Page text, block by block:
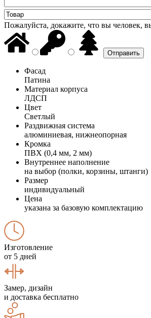
Пожалуйста, докажите, что вы человек,
Фасад
Патина
Материал корпуса
ЛДСП
Цвет
Светлый
Раздвижная система
алюминиевая, нижнеопорная
Кромка
ПВХ (0,4 мм, 2 мм)
Внутреннее наполнение
на выбор (полки, корзины, штанги)
Размер
индивидуальный
Цена
указана за базовую комплектацию
Изготовление
от 5 дней
Замер, дизайн
и доставка бесплатно